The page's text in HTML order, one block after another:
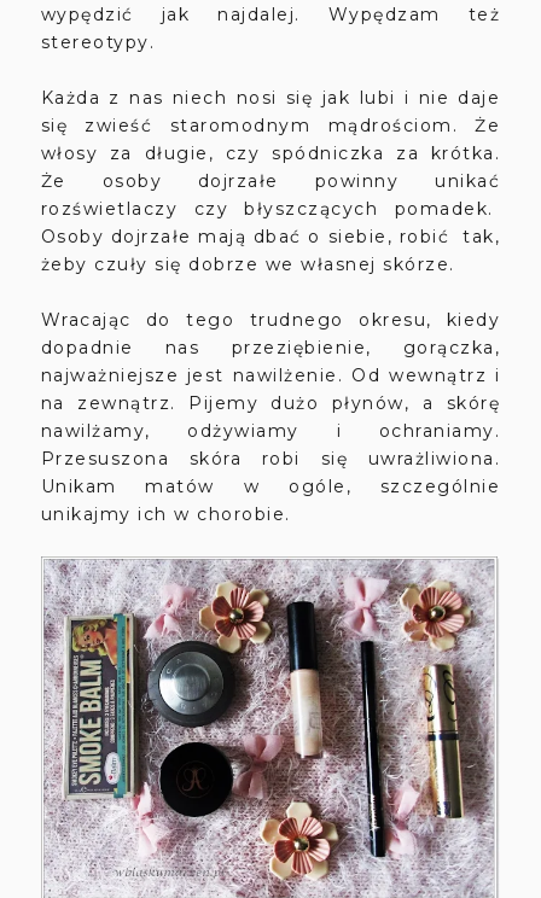
wypędzić jak najdalej. Wypędzam też
stereotypy.
Każda z nas niech nosi się jak lubi i nie daje
się zwieść staromodnym mądrościom. Że
włosy za długie, czy spódniczka za krótka.
Że osoby dojrzałe powinny unikać
rozświetlaczy czy błyszczących pomadek.
Osoby dojrzałe mają dbać o siebie, robić tak,
żeby czuły się dobrze we własnej skórze.
Wracając do tego trudnego okresu, kiedy
dopadnie nas przeziębienie, gorączka,
najważniejsze jest nawilżenie. Od wewnątrz i
na zewnątrz. Pijemy dużo płynów, a skórę
nawilżamy, odżywiamy i ochraniamy.
Przesuszona skóra robi się uwrażliwiona.
Unikam matów w ogóle, szczególnie
unikajmy ich w chorobie.